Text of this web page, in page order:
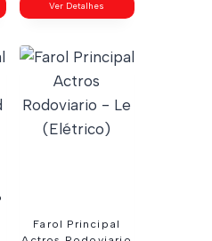
Ver Detalhes
Farol Principal